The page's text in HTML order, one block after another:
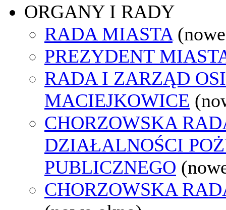
ORGANY I RADY
RADA MIASTA
PREZYDENT
RADA I ZARZĄD
MACIEJKOWICE
CHORZOWSKA
DZIAŁALNOŚCI
PUBLICZNEGO
CHORZOWSKA